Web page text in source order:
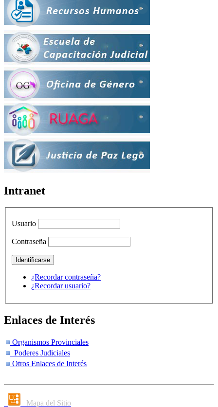
Intranet
Usuario
Contraseña
¿Recordar contraseña?
¿Recordar usuario?
Enlaces de Interés
Organismos Provinciales
Poderes Judiciales
Otros Enlaces de Interés
Mapa del Sitio